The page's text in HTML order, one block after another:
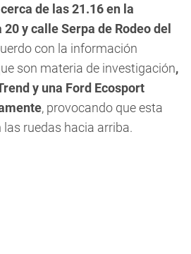
de las 21.16 en la
y calle Serpa de Rodeo del
con la información
son materia de investigación,
y una Ford Ecosport
, provocando que esta
ruedas hacia arriba.